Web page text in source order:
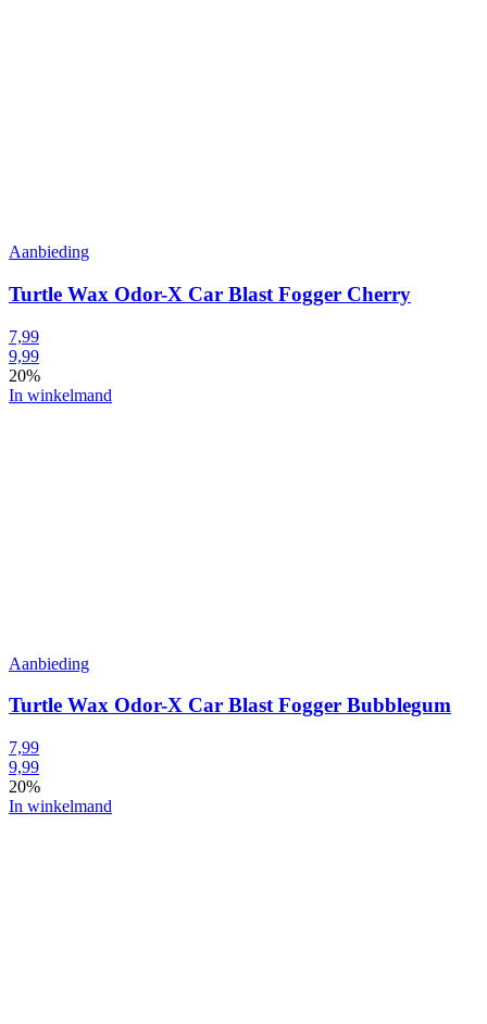
Aanbieding
Turtle Wax Odor-X Car Blast Fogger Cherry
7,99
9,99
20%
In winkelmand
Aanbieding
Turtle Wax Odor-X Car Blast Fogger Bubblegum
7,99
9,99
20%
In winkelmand